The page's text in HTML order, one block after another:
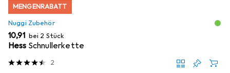
MENGENRABATT
Nuggi Zubehör
EUR
10,91 bei 2 Stück
Hess Schnullerkette
2